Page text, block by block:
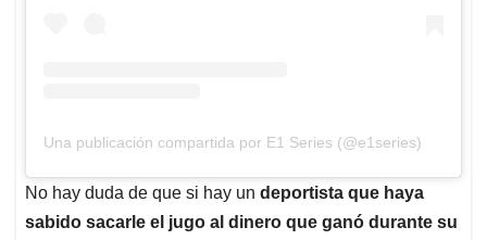
Una publicación compartida por E1 Series (@e1series)
No hay duda de que si hay un deportista que haya
sabido sacarle el jugo al dinero que ganó durante su